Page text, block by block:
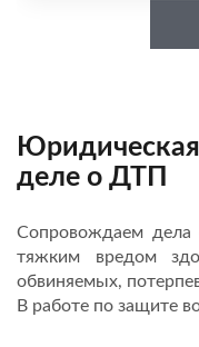
деле о ДТП
Сопровождаем
тяжким вредом
обвиняемых,
В работе по защите